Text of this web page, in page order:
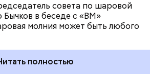
совета по шаровой
в беседе с «ВМ»
молния может быть любого
полностью